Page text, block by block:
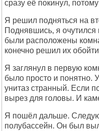
сразу её покинул,
Я решил подняться на
Поднявшись, я очутился
были расположены
конечно решил их
Я заглянул в первую
было просто и понятно.
унитаз странный. Если
вырез для головы. И
Я пошёл дальше.
полубассейн. Он был